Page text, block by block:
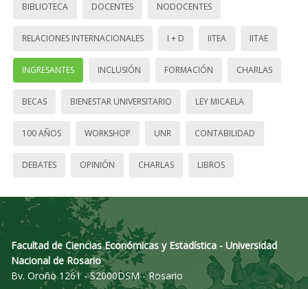
BIBLIOTECA DOCENTES NODOCENTES
RELACIONES INTERNACIONALES I + D IITEA IITAE
INGRESANTES INCLUSIÓN FORMACIÓN CHARLAS
BECAS BIENESTAR UNIVERSITARIO LEY MICAELA
100 AÑOS WORKSHOP UNR CONTABILIDAD
DEBATES OPINIÓN CHARLAS LIBROS
Facultad de Ciencias Económicas y Estadística - Universidad
Nacional de Rosario
Bv. Oroño 1261 - S2000DSM - Rosario